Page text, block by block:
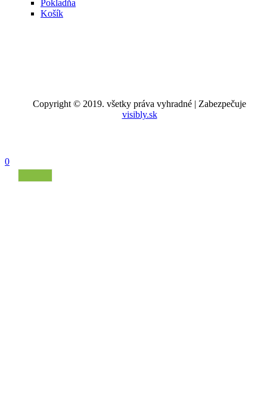
Pokladňa
Košík
Copyright © 2019. všetky práva vyhradné | Zabezpečuje
visibly.sk
0